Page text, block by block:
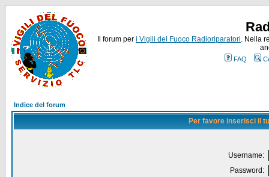
Il forum per i Vigili del Fuoco Radioriparatori. Nella
FAQ
Indice del forum
Per favore inserisci il
Username:
Password: